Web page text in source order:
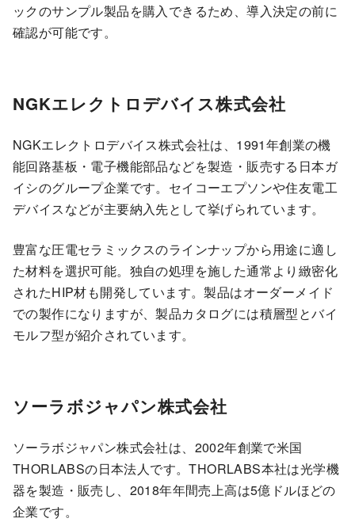
ックのサンプル製品を購入できるため、導入決定の前に
確認が可能です。
NGKエレクトロデバイス株式会社
NGKエレクトロデバイス株式会社は、1991年創業の機
能回路基板・電子機能部品などを製造・販売する日本ガ
イシのグループ企業です。セイコーエプソンや住友電工
デバイスなどが主要納入先として挙げられています。
豊富な圧電セラミックスのラインナップから用途に適し
た材料を選択可能。独自の処理を施した通常より緻密化
されたHIP材も開発しています。製品はオーダーメイド
での製作になりますが、製品カタログには積層型とバイ
モルフ型が紹介されています。
ソーラボジャパン株式会社
ソーラボジャパン株式会社は、2002年創業で米国
THORLABSの日本法人です。THORLABS本社は光学機
器を製造・販売し、2018年年間売上高は5億ドルほどの
企業です。